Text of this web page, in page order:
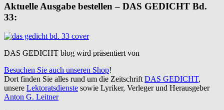
Aktuelle Ausgabe bestellen – DAS GEDICHT Bd.
33:
DAS GEDICHT blog wird präsentiert von
Besuchen Sie auch unseren Shop!
Dort finden Sie alles rund um die Zeitschrift DAS GEDICHT,
unsere Lektoratsdienste sowie Lyriker, Verleger und Herausgeber
Anton G. Leitner